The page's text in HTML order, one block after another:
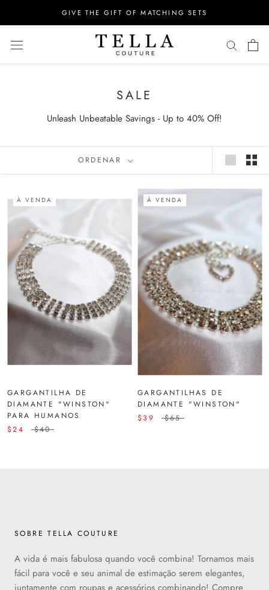
conteúdo
GIVE THE GIFT OF MATCHING SETS
SALE
Unleash Unbeatable Savings - Up to 40% Off!
ORDENAR
À VENDA
GARGANTILHA DE
DIAMANTE "WINSTON"
PARA HUMANOS
$24
$40
À VENDA
GARGANTILHAS DE
DIAMANTE "WINSTON"
$39
$65
SOBRE TELLA COUTURE
A vida é mais fabulosa quando você combina! Tornamos mais
fácil para você e seu animal de estimação serem elegantes,